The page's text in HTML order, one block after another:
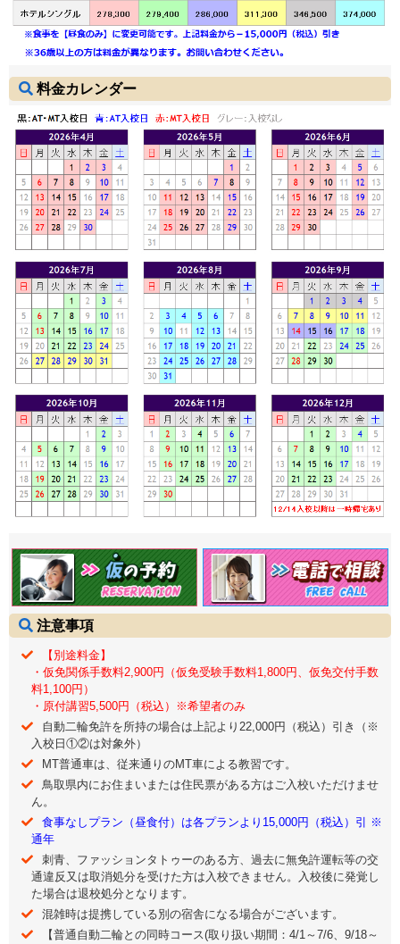
料金カレンダー
注意事項
【別途料金】
・仮免関係手数料2,900円（仮免受験手数料1,800円、仮免交付手数
料1,100円）
・原付講習5,500円（税込）※希望者のみ
自動二輪免許を所持の場合は上記より22,000円（税込）引き（※
入校日①②は対象外）
MT普通車は、従来通りのMT車による教習です。
鳥取県内にお住まいまたは住民票がある方はご入校いただけませ
ん。
食事なしプラン（昼食付）は各プランより15,000円（税込）引 ※
通年
刺青、ファッションタトゥーのある方、過去に無免許運転等の交
通違反又は取消処分を受けた方は入校できません。入校後に発覚し
た場合は退校処分となります。
混雑時は提携している別の宿舎になる場合がございます。
【普通自動二輪との同時コース(取り扱い期間：4/1～7/6、9/18～